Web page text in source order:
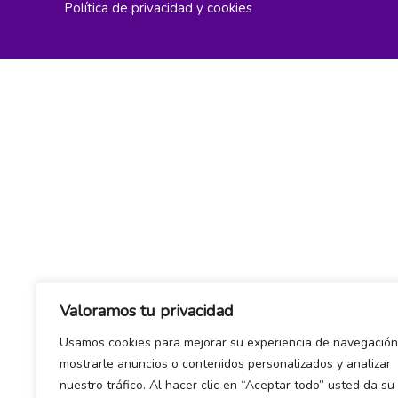
Valoramos tu privacidad
Usamos cookies para mejorar su experiencia de
mostrarle anuncios o contenidos personalizados y analizar
nuestro tráfico. Al hacer clic en “Aceptar todo” usted da su
Política de privacidad y cookies